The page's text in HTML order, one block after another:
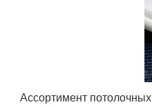
Ассортимент